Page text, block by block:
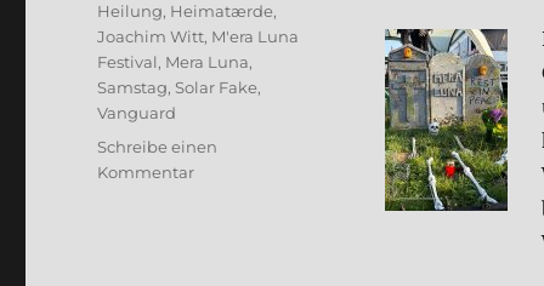
Heilung, Heimatærde,
Joachim Witt, M'era Luna
Festival, Mera Luna,
Samstag, Solar Fake,
Vanguard
Schreibe einen
Kommentarzu